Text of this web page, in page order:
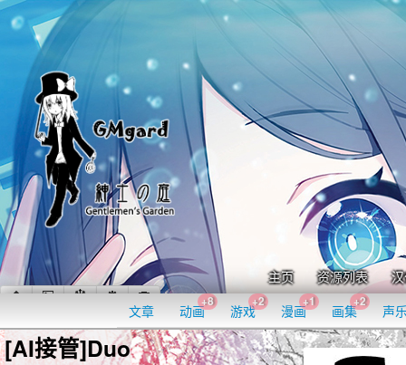
主页 资源列表
文章 动画
+8
游戏
+2
漫画
+1
画集
+2
声
[AI接管]Duo